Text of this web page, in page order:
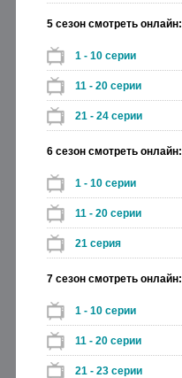
5 сезон смотреть онлайн:
1 - 10 серии
11 - 20 серии
21 - 24 серии
6 сезон смотреть онлайн:
1 - 10 серии
11 - 20 серии
21 серия
7 сезон смотреть онлайн:
1 - 10 серии
11 - 20 серии
21 - 23 серии